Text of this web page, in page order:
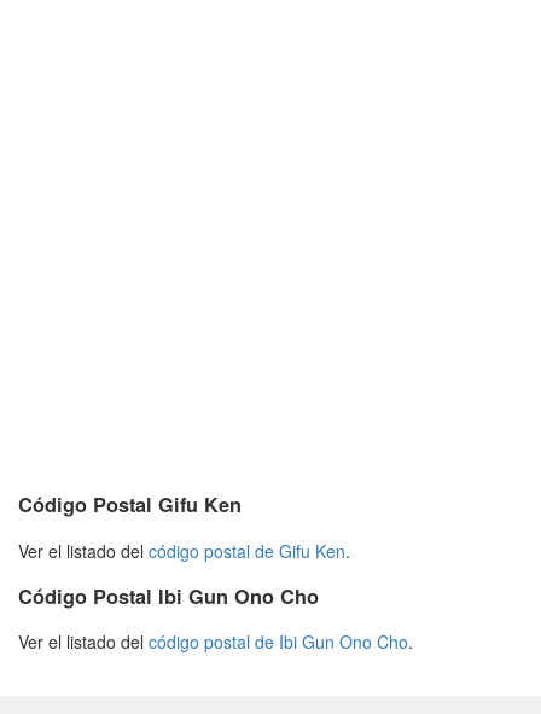
Código Postal Gifu Ken
Ver el listado del código postal de Gifu Ken.
Código Postal Ibi Gun Ono Cho
Ver el listado del código postal de Ibi Gun Ono Cho.